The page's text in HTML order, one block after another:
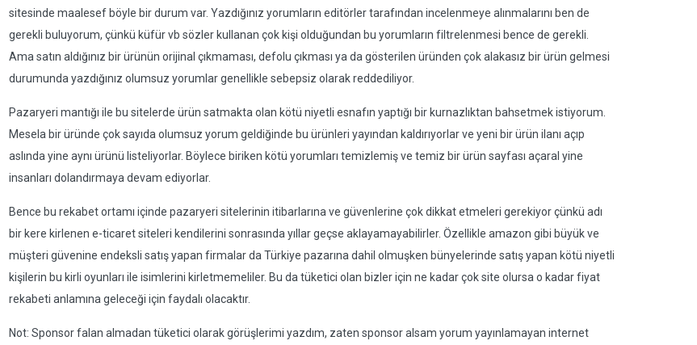
sitesinde maalesef böyle bir durum var. Yazdığınız yorumların editörler tarafından incelenmeye alınmalarını ben de
gerekli buluyorum, çünkü küfür vb sözler kullanan çok kişi olduğundan bu yorumların filtrelenmesi bence de gerekli.
Ama satın aldığınız bir ürünün orijinal çıkmaması, defolu çıkması ya da gösterilen üründen çok alakasız bir ürün gelmesi
durumunda yazdığınız olumsuz yorumlar genellikle sebepsiz olarak reddediliyor.
Pazaryeri mantığı ile bu sitelerde ürün satmakta olan kötü niyetli esnafın yaptığı bir kurnazlıktan bahsetmek istiyorum.
Mesela bir üründe çok sayıda olumsuz yorum geldiğinde bu ürünleri yayından kaldırıyorlar ve yeni bir ürün ilanı açıp
aslında yine aynı ürünü listeliyorlar. Böylece biriken kötü yorumları temizlemiş ve temiz bir ürün sayfası açaral yine
insanları dolandırmaya devam ediyorlar.
Bence bu rekabet ortamı içinde pazaryeri sitelerinin itibarlarına ve güvenlerine çok dikkat etmeleri gerekiyor çünkü adı
bir kere kirlenen e-ticaret siteleri kendilerini sonrasında yıllar geçse aklayamayabilirler. Özellikle amazon gibi büyük ve
müşteri güvenine endeksli satış yapan firmalar da Türkiye pazarına dahil olmuşken bünyelerinde satış yapan kötü niyetli
kişilerin bu kirli oyunları ile isimlerini kirletmemeliler. Bu da tüketici olan bizler için ne kadar çok site olursa o kadar fiyat
rekabeti anlamına geleceği için faydalı olacaktır.
Not: Sponsor falan almadan tüketici olarak görüşlerimi yazdım, zaten sponsor alsam yorum yayınlamayan internet